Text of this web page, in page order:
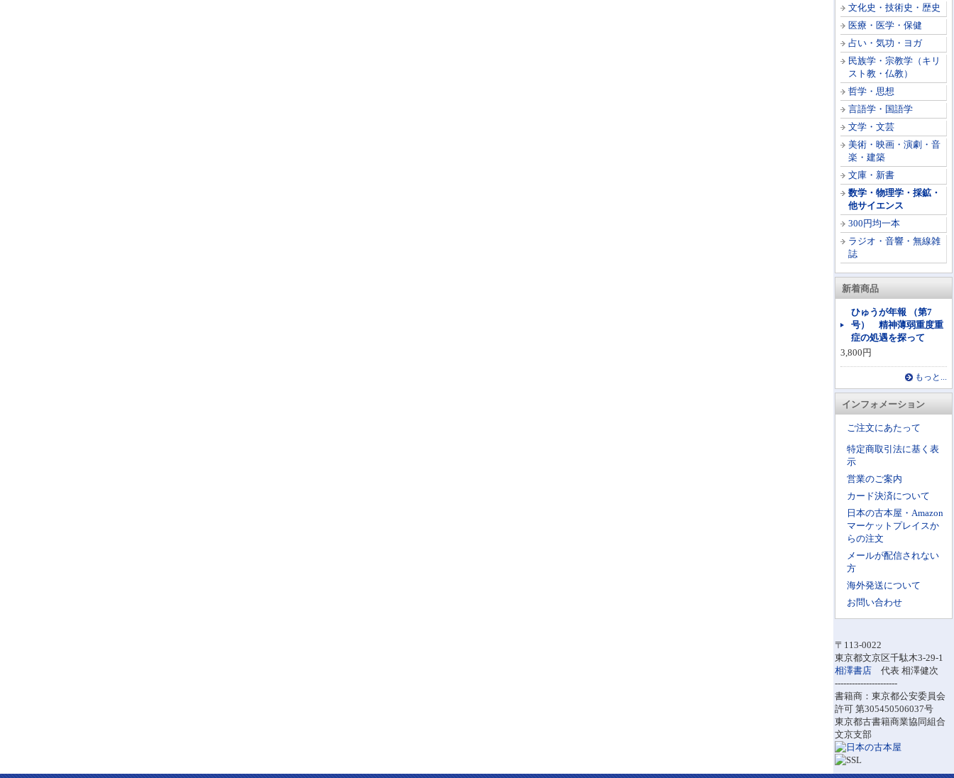
文化史・技術史・歴史
医療・医学・保健
占い・気功・ヨガ
民族学・宗教学（キリ
スト教・仏教）
哲学・思想
言語学・国語学
文学・文芸
美術・映画・演劇・音
楽・建築
文庫・新書
数学・物理学・採鉱・
他サイエンス
300円均一本
ラジオ・音響・無線雑
誌
新着商品
ひゅうが年報 （第7
号） 精神薄弱重度重
症の処遇を探って
3,800円
もっと...
インフォメーション
ご注文にあたって
特定商取引法に基く表
示
営業のご案内
カード決済について
日本の古本屋・Amazon
マーケットプレイスか
らの注文
メールが配信されない
方
海外発送について
お問い合わせ
〒113-0022
東京都文京区千駄木3-29-1
相澤書店 代表 相澤健次
----------------------
書籍商：東京都公安委員会
許可 第305450506037号
東京都古書籍商業協同組合
文京支部